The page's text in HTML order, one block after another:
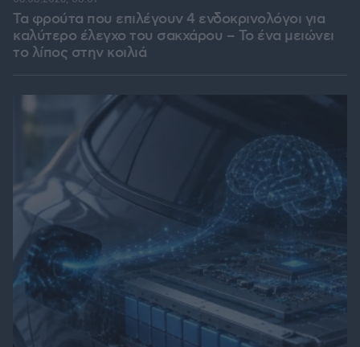
Τα φρούτα που επιλέγουν 4 ενδοκρινολόγοι για
καλύτερο έλεγχο του σακχάρου – Το ένα μειώνει
το λίπος στην κοιλιά